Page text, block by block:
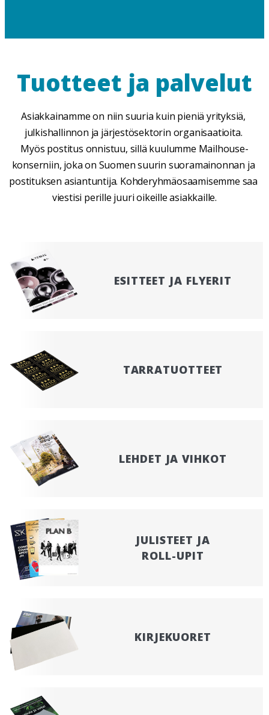
Tuotteet ja palvelut
Asiakkainamme on niin suuria kuin pieniä yrityksiä,
julkishallinnon ja järjestösektorin organisaatioita.
Myös postitus onnistuu, sillä kuulumme Mailhouse-
konserniin, joka on Suomen suurin suoramainonnan ja
postituksen asiantuntija. Kohderyhmäosaamisemme saa
viestisi perille juuri oikeille asiakkaille.
ESITTEET JA FLYERIT
TARRATUOTTEET
LEHDET JA VIHKOT
JULISTEET JA
ROLL-UPIT
KIRJEKUORET